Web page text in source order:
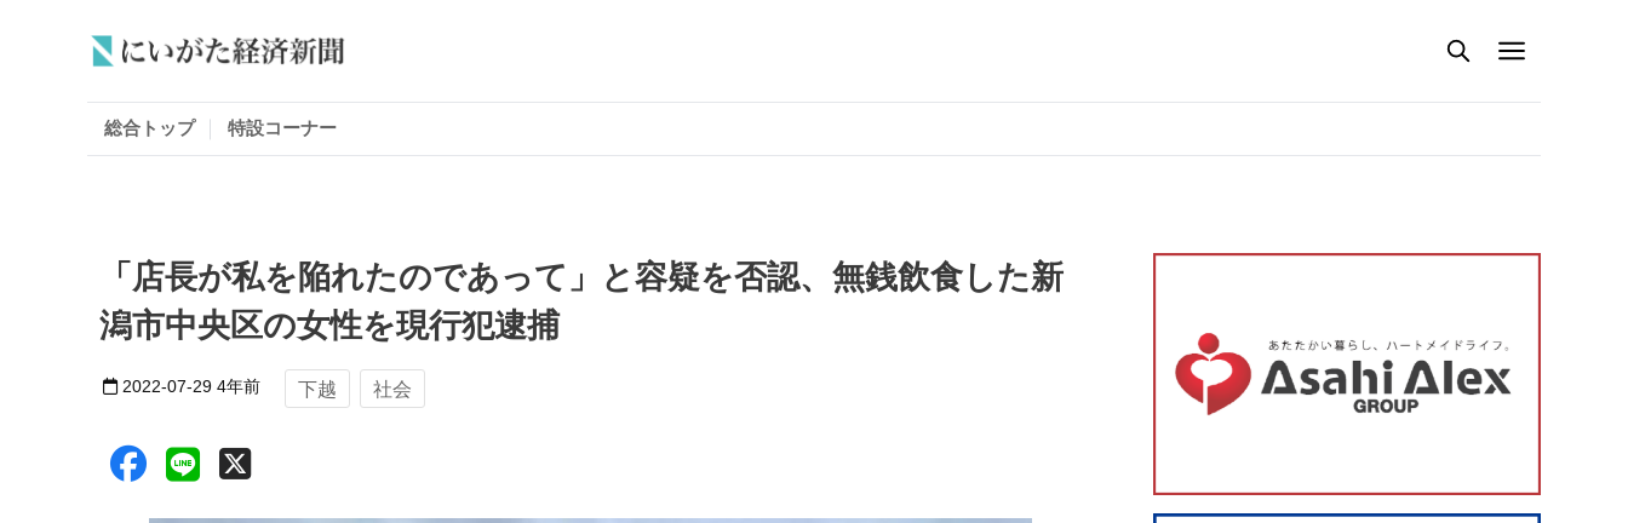
総合トップ 特設コーナー
「店長が私を陥れたのであって」と容疑を否認、無銭飲食した新
潟市中央区の女性を現行犯逮捕
2022-07-29 4年前 下越 社会